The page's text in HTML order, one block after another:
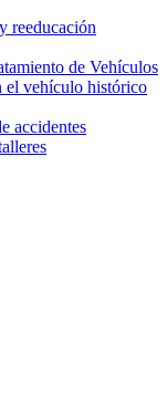
reeducación
de Vehículos
el vehículo histórico
accidentes